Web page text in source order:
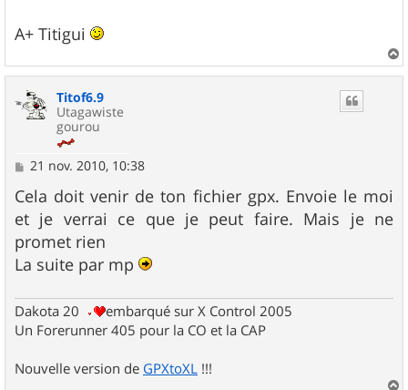
A+ Titigui
a
Titof6.9
Utagawiste
gourou
M
s
s
a
g
e
21 nov. 2010, 10:38
Cela doit venir de ton fichier gpx. Envoie le moi
et je verrai ce que je peut faire. Mais je ne
promet rien
La suite par mp
Dakota 20
embarqué sur X Control 2005
Un Forerunner 405 pour la CO et la CAP
Nouvelle version de GPXtoXL !!!